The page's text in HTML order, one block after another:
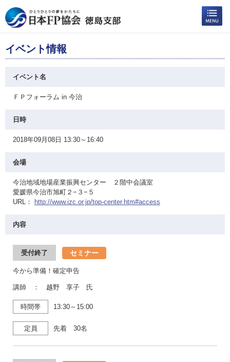
イベント情報
イベント名
ＦＰフォーラム in 今治
日時
2018年09月08日 13:30～16:40
会場
今治地域地場産業振興センター ２階中会議室
愛媛県今治市旭町２−３−５
URL：
http://www.izc.or.jp/top-center.htm#access
内容
受付終了 セミナー
今から準備！確定申告
講師 ： 越野 享子 氏
時間帯 13:30～15:00
定員 先着 30名